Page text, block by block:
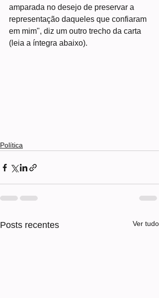
amparada no desejo de preservar a
representação daqueles que confiaram
em mim", diz um outro trecho da carta
(leia a íntegra abaixo).
Política
Posts recentes Ver tudo